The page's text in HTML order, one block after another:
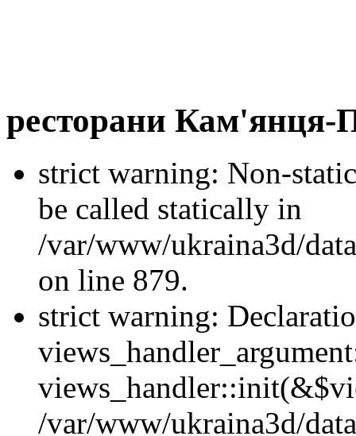
ресторани Кам'янця-
strict warning: Non-
be called statically in
/var/www/ukraina3d/
on line 879.
strict warning:
/var/www/ukraina3d/